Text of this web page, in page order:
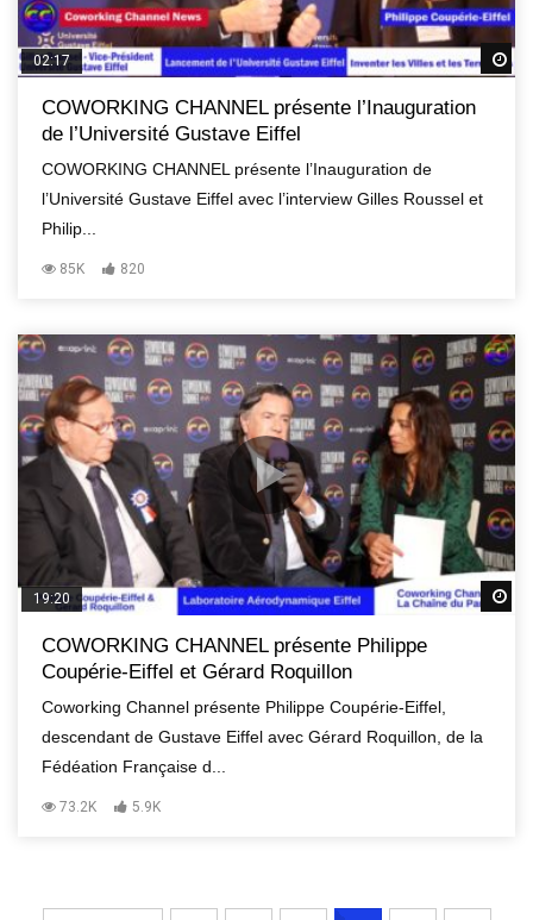
02:17
COWORKING CHANNEL présente l’Inauguration
de l’Université Gustave Eiffel
COWORKING CHANNEL présente l’Inauguration de
l’Université Gustave Eiffel avec l’interview Gilles Roussel et
Philip...
85K 820
19:20
COWORKING CHANNEL présente Philippe
Coupérie-Eiffel et Gérard Roquillon
Coworking Channel présente Philippe Coupérie-Eiffel,
descendant de Gustave Eiffel avec Gérard Roquillon, de la
Fédéation Française d...
73.2K 5.9K